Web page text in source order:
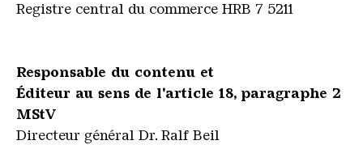
Registre central du commerce HRB 7 5211
Responsable du contenu et
Éditeur au sens de l'article 18, paragraphe 2
MStV
Directeur général Dr. Ralf Beil